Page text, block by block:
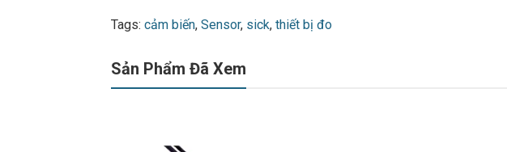
Tags: cảm biến, Sensor, sick, thiết bị đo
Sản Phẩm Đã Xem